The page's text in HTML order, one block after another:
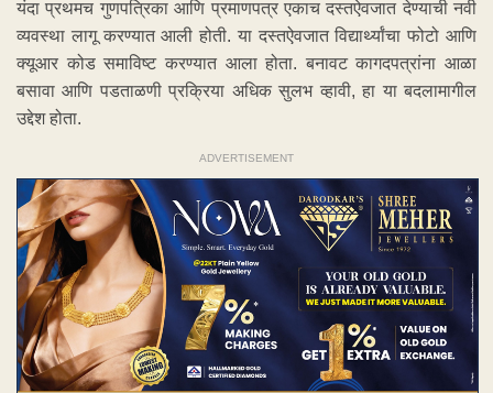
यंदा प्रथमच गुणपत्रिका आणि प्रमाणपत्र एकाच दस्तऐवजात देण्याची नवी
व्यवस्था लागू करण्यात आली होती. या दस्तऐवजात विद्यार्थ्यांचा फोटो आणि
क्यूआर कोड समाविष्ट करण्यात आला होता. बनावट कागदपत्रांना आळा
बसावा आणि पडताळणी प्रक्रिया अधिक सुलभ व्हावी, हा या बदलामागील
उद्देश होता.
ADVERTISEMENT